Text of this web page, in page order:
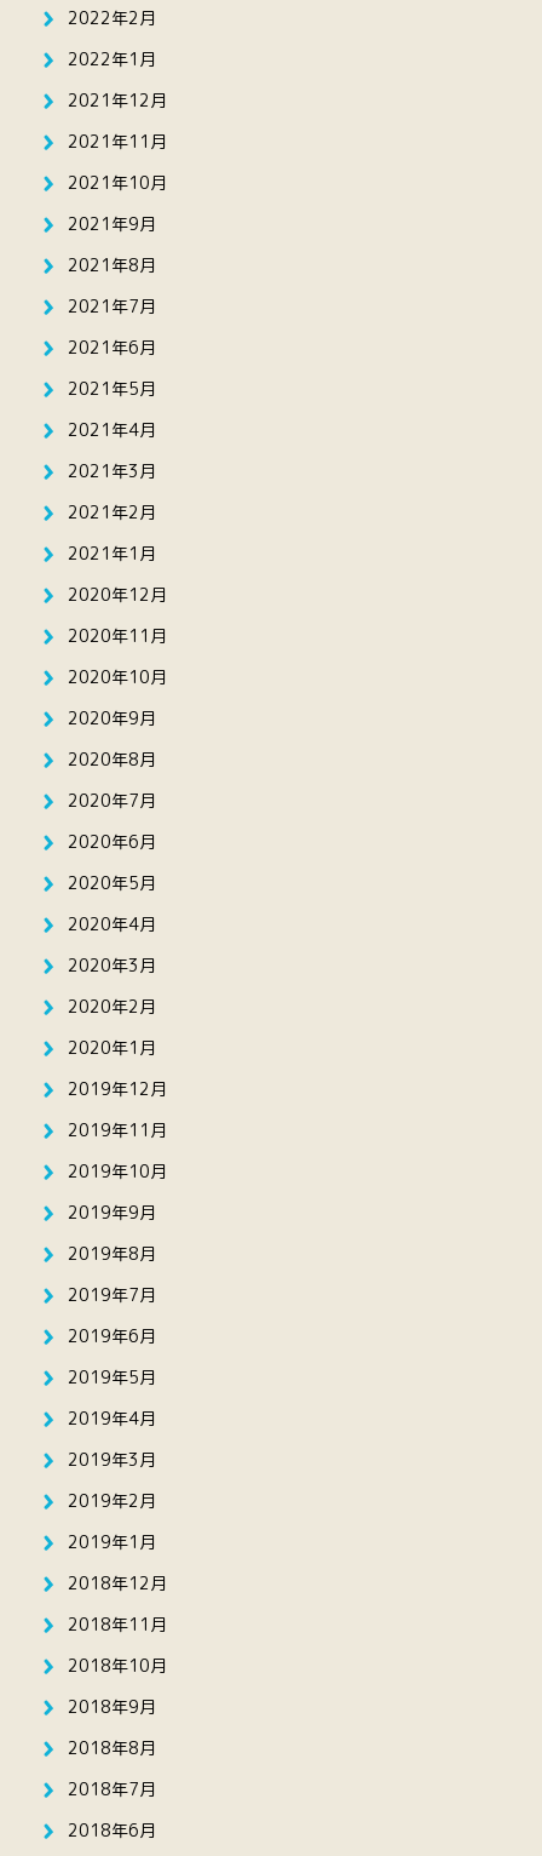
2022年2月
2022年1月
2021年12月
2021年11月
2021年10月
2021年9月
2021年8月
2021年7月
2021年6月
2021年5月
2021年4月
2021年3月
2021年2月
2021年1月
2020年12月
2020年11月
2020年10月
2020年9月
2020年8月
2020年7月
2020年6月
2020年5月
2020年4月
2020年3月
2020年2月
2020年1月
2019年12月
2019年11月
2019年10月
2019年9月
2019年8月
2019年7月
2019年6月
2019年5月
2019年4月
2019年3月
2019年2月
2019年1月
2018年12月
2018年11月
2018年10月
2018年9月
2018年8月
2018年7月
2018年6月